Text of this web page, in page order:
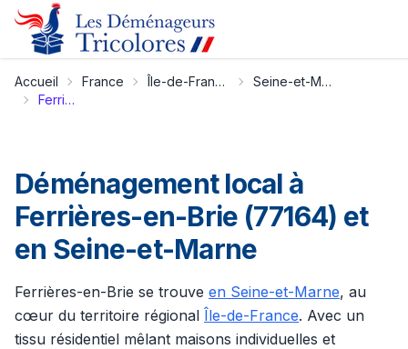
Accueil France Île-de-France
Seine-et-Marne
Ferrières-en-Brie
Déménagement local à
Ferrières-en-Brie (77164) et
en Seine-et-Marne
Ferrières-en-Brie se trouve en Seine-et-Marne, au
cœur du territoire régional Île-de-France. Avec un
tissu résidentiel mêlant maisons individuelles et